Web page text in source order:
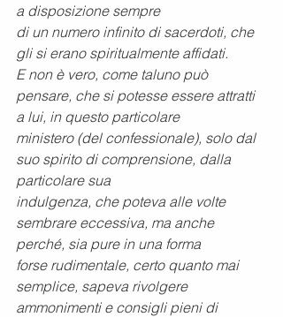
a disposizione sempre
di un numero infinito di sacerdoti, che
gli si erano spiritualmente affidati.
E non è vero, come taluno può
pensare, che si potesse essere attratti
a lui, in questo particolare
ministero (del confessionale), solo dal
suo spirito di comprensione, dalla
particolare sua
indulgenza, che poteva alle volte
sembrare eccessiva, ma anche
perché, sia pure in una forma
forse rudimentale, certo quanto mai
semplice, sapeva rivolgere
ammonimenti e consigli pieni di